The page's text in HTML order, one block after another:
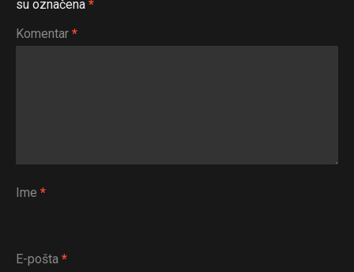
su označena *
Komentar *
Ime *
E-pošta *